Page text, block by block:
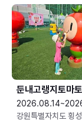
둔내고랭지토마
강원특별자치도 횡